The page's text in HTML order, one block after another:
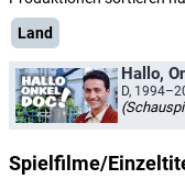
Land
Hallo,
D,
Spielfilme/